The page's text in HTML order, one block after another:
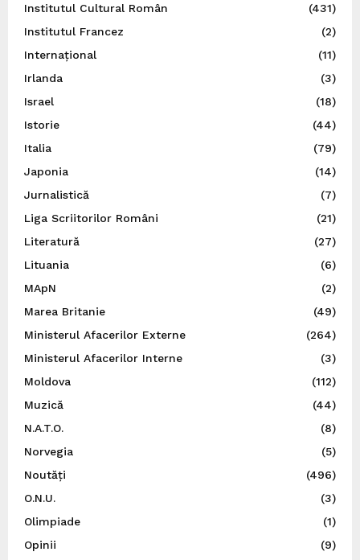
Institutul Cultural Român
(431)
Institutul Francez
(2)
Internațional
(11)
Irlanda
(3)
Israel
(18)
Istorie
(44)
Italia
(79)
Japonia
(14)
Jurnalistică
(7)
Liga Scriitorilor Români
(21)
Literatură
(27)
Lituania
(6)
MApN
(2)
Marea Britanie
(49)
Ministerul Afacerilor Externe
(264)
Ministerul Afacerilor Interne
(3)
Moldova
(112)
Muzică
(44)
N.A.T.O.
(8)
Norvegia
(5)
Noutăți
(496)
O.N.U.
(3)
Olimpiade
(1)
Opinii
(9)